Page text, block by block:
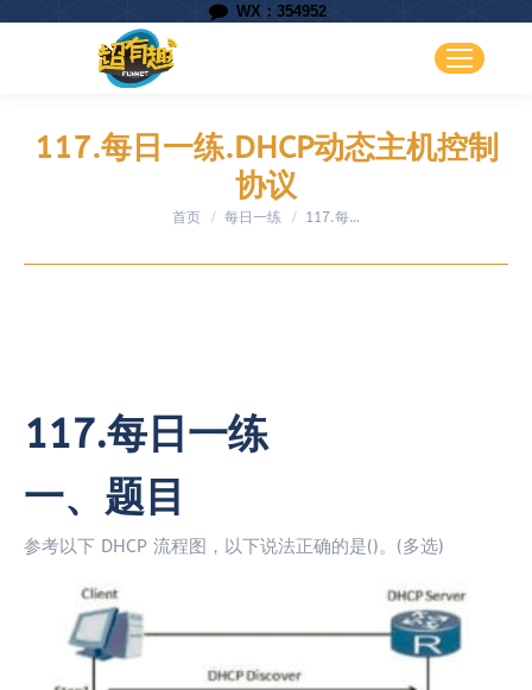
WX：354952
117.每日一练.DHCP动态主机控制
协议
您在这里：
首页 每日一练 117.每…
117.每日一练
一、题目
参考以下 DHCP 流程图，以下说法正确的是()。(多选)